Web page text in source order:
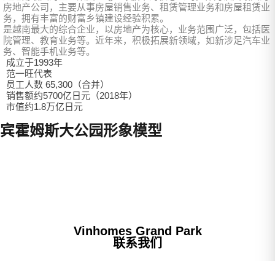
房地产公司，主要从事房屋销售业务、租赁管理业务和房屋租赁业
务，拥有丰富的财富乡镇建设经验积累。
是越南最大的综合企业，以房地产为核心，业务范围广泛，包括医
院管理、教育业务等。近年来，积极拓展新领域，如新涉足汽车业
务、智能手机业务等。
成立于1993年
范一旺代表
员工人数 65,300（合并）
销售额约5700亿日元（2018年）
市值约1.8万亿日元
宾霍姆斯大公园形象模型
Vinhomes Grand Park
联系我们